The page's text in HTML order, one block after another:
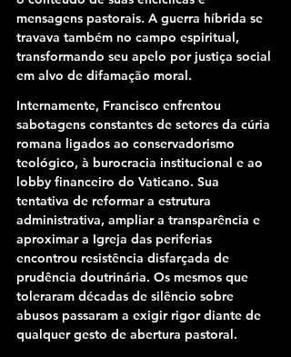
mensagens pastorais. A guerra híbrida se
travava também no campo espiritual,
transformando seu apelo por justiça social
em alvo de difamação moral.
Internamente, Francisco enfrentou
sabotagens constantes de setores da cúria
romana ligados ao conservadorismo
teológico, à burocracia institucional e ao
lobby financeiro do Vaticano. Sua
tentativa de reformar a estrutura
administrativa, ampliar a transparência e
aproximar a Igreja das periferias
encontrou resistência disfarçada de
prudência doutrinária. Os mesmos que
toleraram décadas de silêncio sobre
abusos passaram a exigir rigor diante de
qualquer gesto de abertura pastoral.